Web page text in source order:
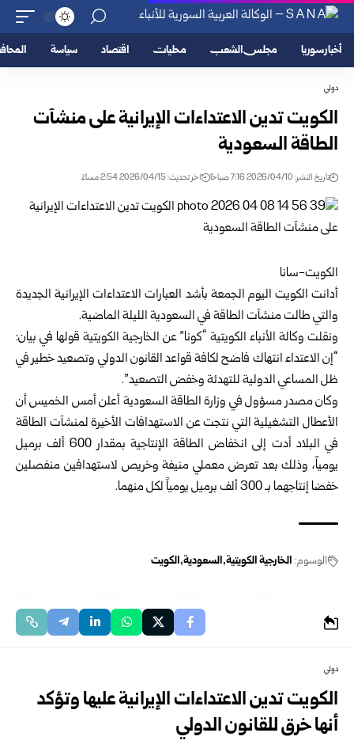
أخبار سوريا مجلس الشعب محليات اقتصاد سياسة
دولي
الكويت تدين الاعتداءات الإيرانية على منشآت
الطاقة السعودية
تاريخ النشر: 2026/04/10 7:16 صباحًا اخر تحديث: 2026/04/15 2:54 مساءً
الكويت-سانا
أدانت الكويت اليوم الجمعة بأشد العبارات الاعتداءات الإيرانية الجديدة
والتي طالت منشآت الطاقة في السعودية الليلة الماضية.
ونقلت وكالة الأنباء الكويتية “كونا” عن الخارجية الكويتية قولها في بيان:
“إن الاعتداء انتهاك فاضح لكافة قواعد القانون الدولي وتصعيد خطير في
ظل المساعي الدولية للتهدئة وخفض التصعيد”.
وكان مصدر مسؤول في وزارة الطاقة السعودية أعلن أمس الخميس أن
الأعطال التشغيلية التي نتجت عن الاستهدافات الأخيرة لمنشآت الطاقة
في البلاد أدت إلى انخفاض الطاقة الإنتاجية بمقدار 600 ألف برميل
يومياً، وذلك بعد تعرض معملي منيفة وخريص لاستهدافين منفصلين
خفضا إنتاجهما بـ 300 ألف برميل يومياً لكل منهما.
الوسوم: الخارجية الكويتية السعودية الكويت
دولي
الكويت تدين الاعتداءات الإيرانية عليها وتؤكد
أنها خرق للقانون الدولي